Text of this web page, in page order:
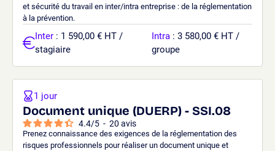
et sécurité du travail en inter/intra entreprise : de la réglementation
à la prévention.
Inter : 1 590,00 € HT /
stagiaire
Intra : 3 580,00 € HT /
groupe
Document unique (DUERP) - SSI.08
4.4/5 - 20 avis
Prenez connaissance des exigences de la réglementation des
risques professionnels pour réaliser un document unique et
1 jour